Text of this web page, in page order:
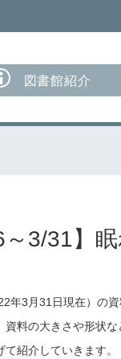
図書館紹介
～3/31】
3月31日現在）の資
料の大きさや形状
紹介していきます。